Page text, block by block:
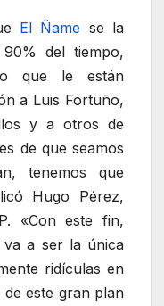
El Ñame se la
del tiempo,
que le están
a Luis Fortuño,
y a otros de
de que seamos
tenemos que
Hugo Pérez,
«Con este fin,
va a ser la única
ridículas en
este gran plan